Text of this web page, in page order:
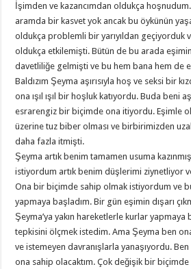
İşimden ve kazancımdan oldukça
aramda bir kasvet yok ancak bu öykünün
oldukça problemli bir yarıyıldan geçiyorduk
oldukça etkilemişti. Bütün de bu arada
davetliliğe gelmişti ve bu hem bana hem de
Baldızım Şeyma aşırısıyla hoş ve seksi bir
ona ışıl ışıl bir hoşluk katıyordu. Buda beni
esrarengiz bir biçimde ona itiyordu. Eşimle
üzerine tuz biber olması ve birbirimizden
daha fazla itmişti.
Şeyma artık benim tamamen usuma
istiyordum artık benim düşlerimi ziynetliyor
Ona bir biçimde sahip olmak istiyordum ve
yapmaya başladım. Bir gün eşimin dışarı
Şeyma’ya yakın hareketlerle kurlar yapmaya
tepkisini ölçmek istedim. Ama Şeyma ben
ve istemeyen davranışlarla yanaşıyordu.
ona sahip olacaktım. Çok değişik bir biçimde